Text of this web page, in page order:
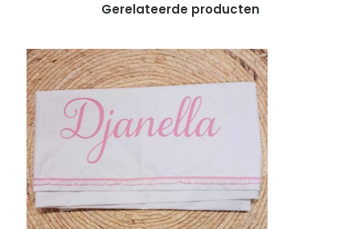
Gerelateerde producten